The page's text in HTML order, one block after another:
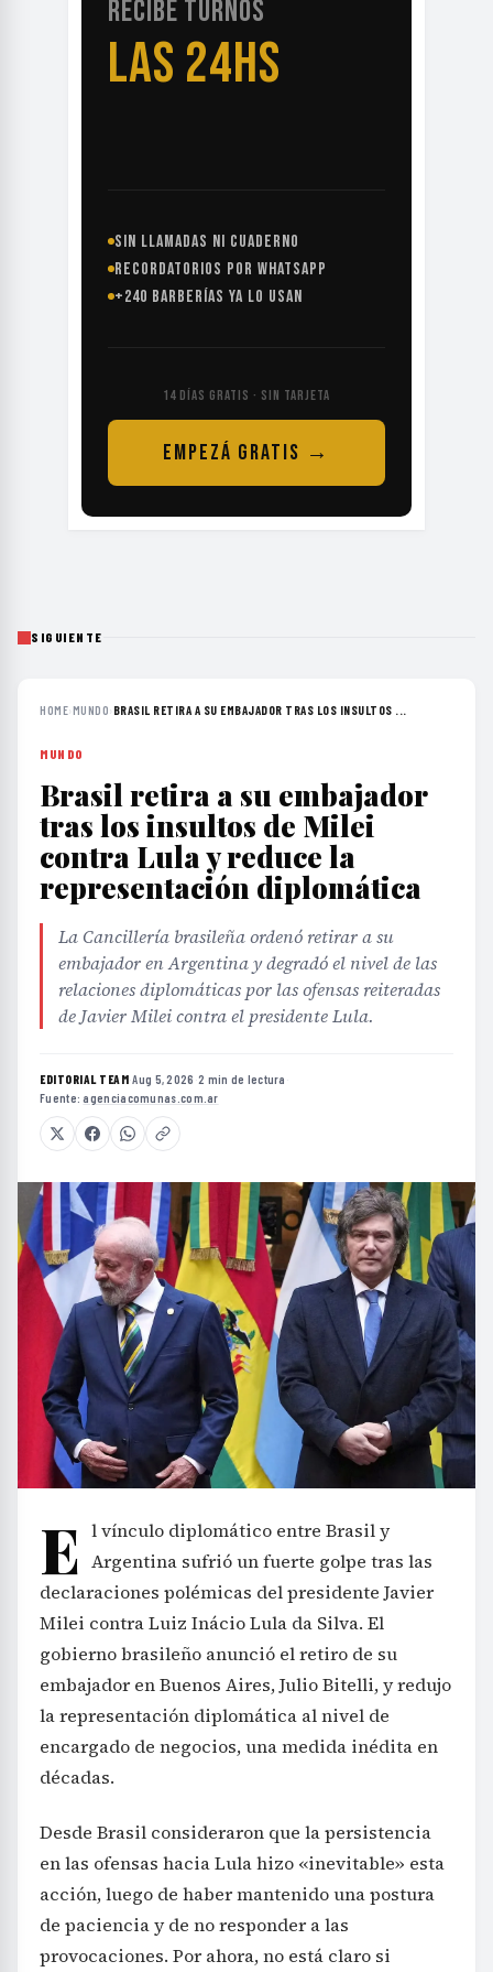
RECIBE TURNOS
LAS 24HS
SIN LLAMADAS NI CUADERNO
RECORDATORIOS POR WHATSAPP
+240 BARBERÍAS YA LO USAN
14 DÍAS GRATIS · SIN TARJETA
EMPEZÁ GRATIS →
SIGUIENTE
HOME›MUNDO› BRASIL RETIRA A SU EMBAJADOR TRAS LOS INSULTOS ...
MUNDO
Brasil retira a su embajador
tras los insultos de Milei
contra Lula y reduce la
representación diplomática
La Cancillería brasileña ordenó retirar a su
embajador en Argentina y degradó el nivel de las
relaciones diplomáticas por las ofensas reiteradas
de Javier Milei contra el presidente Lula.
EDITORIAL TEAM·Aug 5, 2026 ·2 min de lectura ·
Fuente:agenciacomunas.com.ar
E l vínculo diplomático entre Brasil y
Argentina sufrió un fuerte golpe tras las
declaraciones polémicas del presidente Javier
Milei contra Luiz Inácio Lula da Silva. El
gobierno brasileño anunció el retiro de su
embajador en Buenos Aires, Julio Bitelli, y redujo
la representación diplomática al nivel de
encargado de negocios, una medida inédita en
décadas.
Desde Brasil consideraron que la persistencia
en las ofensas hacia Lula hizo «inevitable» esta
acción, luego de haber mantenido una postura
de paciencia y de no responder a las
provocaciones. Por ahora, no está claro si